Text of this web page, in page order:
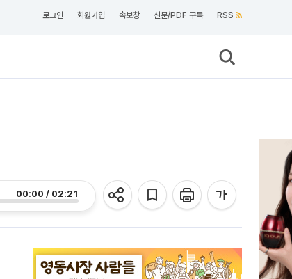
로그인 회원가입 속보창 신문/PDF 구독 RSS
00:00 / 02:21